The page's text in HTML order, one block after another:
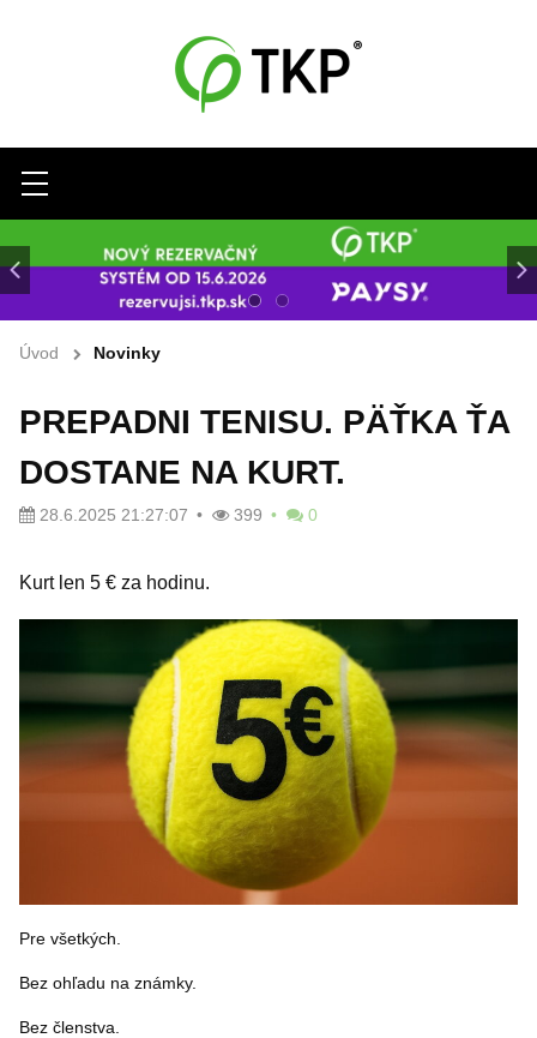
Menu
Úvod Novinky
PREPADNI TENISU. PÄŤKA ŤA
DOSTANE NA KURT.
28.6.2025 21:27:07 399 0
Kurt len 5 € za hodinu.
Pre všetkých.
Bez ohľadu na známky.
Bez členstva.